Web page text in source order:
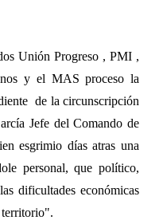
Unión Progreso , PMI ,
y el MAS proceso la
de la circunscripción
Jefe del Comando de
esgrimio días atras una
personal, que político,
dificultades económicas
territorio".